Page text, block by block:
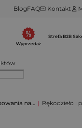
BlogFAQ Kontakt
Wyprzedaż
Strefa B2B
na… | Rękodzieło i